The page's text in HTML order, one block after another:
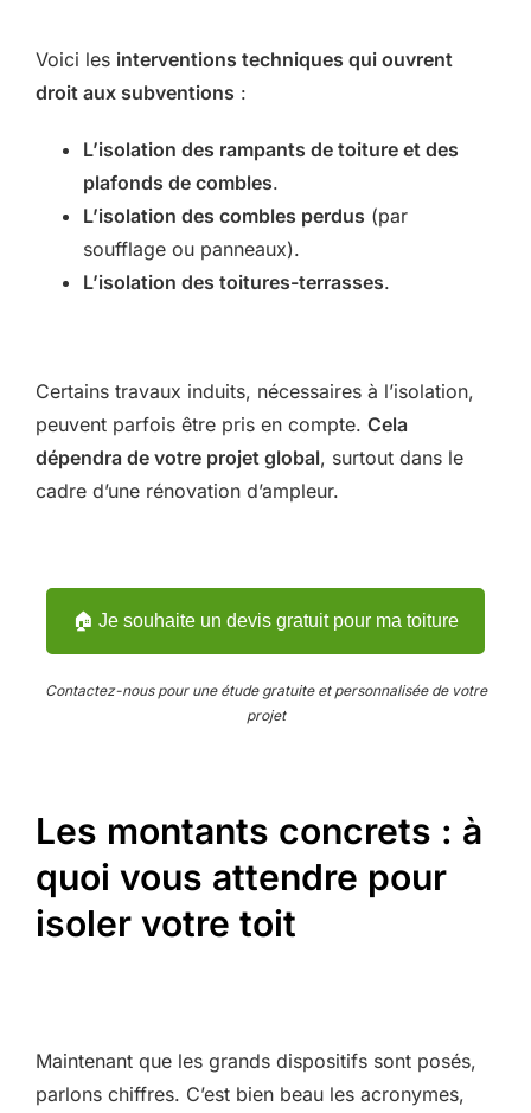
Voici les interventions techniques qui ouvrent
droit aux subventions :
L’isolation des rampants de toiture et des
plafonds de combles.
L’isolation des combles perdus (par
soufflage ou panneaux).
L’isolation des toitures-terrasses.
Certains travaux induits, nécessaires à l’isolation,
peuvent parfois être pris en compte. Cela
dépendra de votre projet global, surtout dans le
cadre d’une rénovation d’ampleur.
🏠 Je souhaite un devis gratuit pour ma toiture
Contactez-nous pour une étude gratuite et personnalisée de votre
projet
Les montants concrets : à
quoi vous attendre pour
isoler votre toit
Maintenant que les grands dispositifs sont posés,
parlons chiffres. C’est bien beau les acronymes,